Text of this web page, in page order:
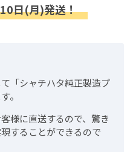
日(月)発送！
「シャチハタ純正製造プ
。
様に直送するので、驚き
することができるので